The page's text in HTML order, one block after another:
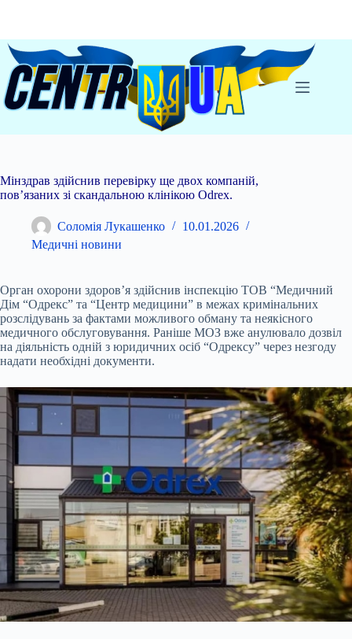
Мінздрав здійснив перевірку ще двох компаній,
пов’язаних зі скандальною клінікою Odrex.
Соломія Лукашенко
10.01.2026
Медичні новини
Орган охорони здоров’я здійснив інспекцію ТОВ “Медичний
Дім “Одрекс” та “Центр медицини” в межах кримінальних
розслідувань за фактами можливого обману та неякісного
медичного обслуговування. Раніше МОЗ вже анулювало дозвіл
на діяльність одній з юридичних осіб “Одрексу” через незгоду
надати необхідні документи.